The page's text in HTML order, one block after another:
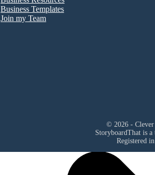
Business Templates
Join my Team
© 2026 -
StoryboardThat is
Registered